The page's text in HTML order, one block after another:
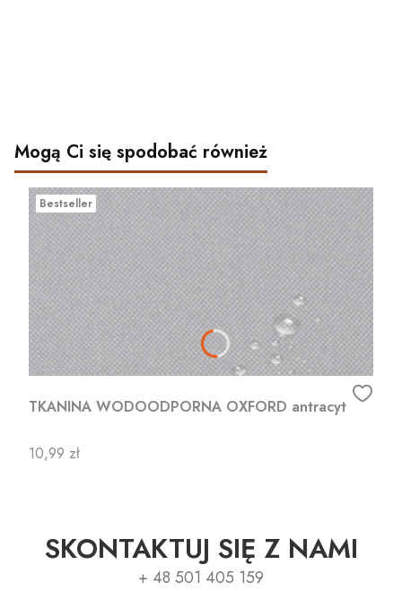
Mogą Ci się spodobać również
Bestseller
TKANINA WODOODPORNA OXFORD antracyt
Cena
10,99 zł
SKONTAKTUJ SIĘ Z NAMI
+ 48 501 405 159